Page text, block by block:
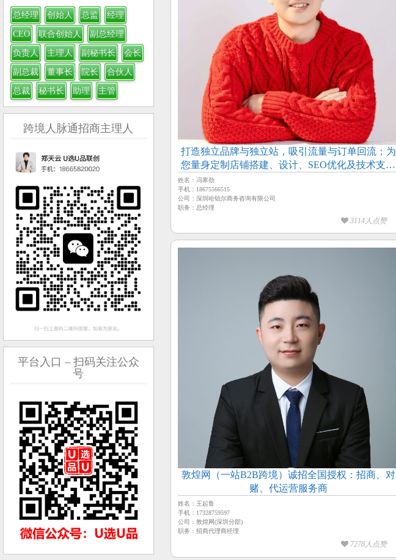
打造独立品牌与独立站，吸引流量与订单回流；为
您量身定制店铺搭建、设计、SEO优化及技术支持
姓名：冯寒劲
手机：18675566515
公司：深圳哈铂尔商务咨询有限公司
职务：总经理
3114人点赞
敦煌网（一站B2B跨境）诚招全国授权：招商、对
赌、代运营服务商
姓名：王起鲁
手机：17328759597
公司：敦煌网(深圳分部)
职务：招商代理商经理
7278人点赞
总经理 创始人 总监 经理
CEO 联合创始人 副总经理
负责人 主理人 副秘书长 会长
副总裁 董事长 院长 合伙人
总裁 秘书长 助理 主管
跨境人脉通招商主理人
平台入口 – 扫码关注公众
号